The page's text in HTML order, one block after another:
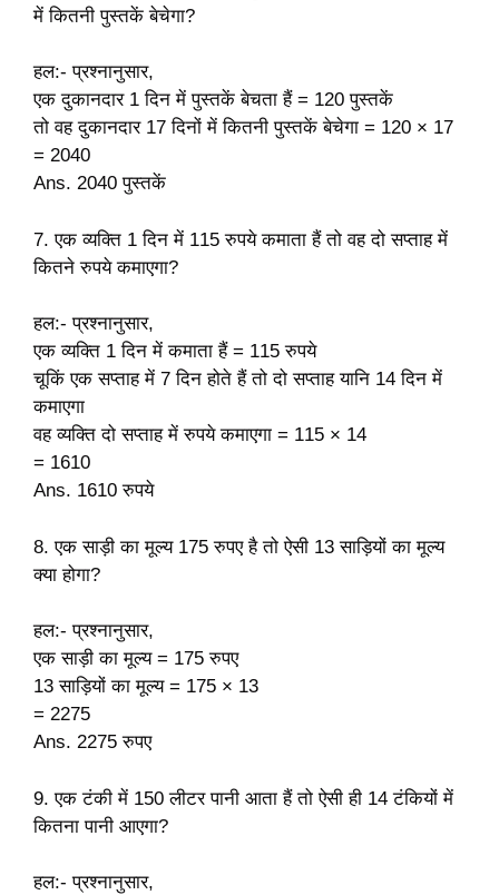
में कितनी पुस्तकें बेचेगा?
हल:- प्रश्नानुसार,
एक दुकानदार 1 दिन में पुस्तकें बेचता हैं = 120 पुस्तकें
तो वहदुकानदार17 दिनों में कितनी पुस्तकें बेचेगा = 120 × 17
= 2040
Ans. 2040पुस्तकें
7. एक व्यक्ति 1 दिन में 115 रुपये कमाता हैं तो वह दो सप्ताह में
कितने रुपये कमाएगा?
हल:- प्रश्नानुसार,
एक व्यक्ति 1 दिन में कमाता हैं = 115 रुपये
चूकिं एक सप्ताह में 7 दिन होते हैं तो दो सप्ताह यानि 14 दिन में
कमाएगा
वह व्यक्ति दो सप्ताह में रुपये कमाएगा = 115 × 14
= 1610
Ans. 1610 रुपये
8. एक साड़ी का मूल्य 175 रुपए है तो ऐसी 13 साड़ियों का मूल्य
क्या होगा?
हल:- प्रश्नानुसार,
एक साड़ी का मूल्य = 175 रुपए
13 साड़ियों का मूल्य = 175 × 13
= 2275
Ans. 2275 रुपए
9. एक टंकी में 150 लीटर पानी आता हैं तो ऐसी ही 14 टंकियों में
कितना पानी आएगा?
हल:- प्रश्नानुसार,